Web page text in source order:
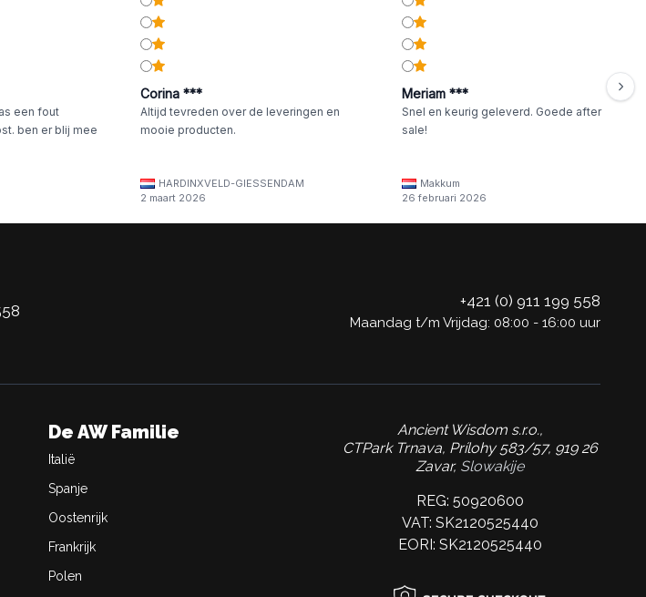
een fout
ben er blij mee
Corina ***
Altijd tevreden over de leveringen en
mooie producten.
HARDINXVELD-GIESSENDAM
2 maart 2026
Meriam ***
Snel en keurig geleverd. Goede after
sale!
Makkum
26 februari 2026
+421 (0) 911 199 558
Maandag t/m Vrijdag: 08:00 - 16:00 uur
De AW Familie
Italië
Spanje
Oostenrijk
Frankrijk
Polen
Ancient Wisdom s.r.o.,
CTPark Trnava, Prílohy 583/57, 919 26
Zavar, Slowakije
REG: 50920600
VAT: SK2120525440
EORI: SK2120525440